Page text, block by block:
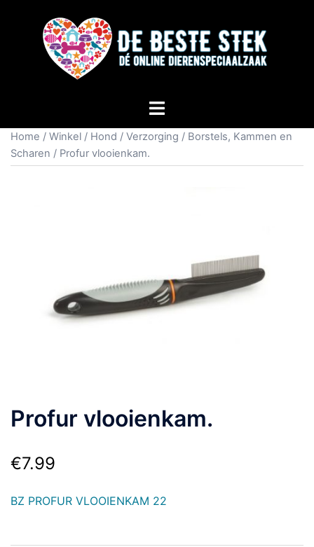
Home / Winkel / Hond / Verzorging / Borstels, Kammen en
Scharen / Profur vlooienkam.
Profur vlooienkam.
€7.99
BZ PROFUR VLOOIENKAM 22